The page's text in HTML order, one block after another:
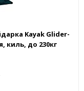
Kayak Glider-
киль, до 230кг